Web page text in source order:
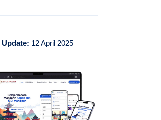
Update: 12 April 2025